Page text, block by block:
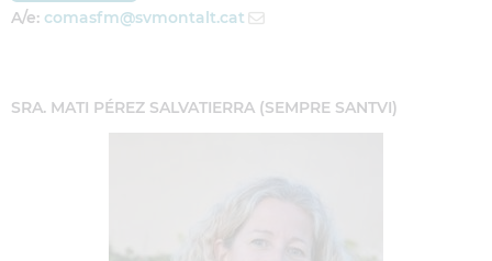
A/e: comasfm@svmontalt.cat
SRA. MATI PÉREZ SALVATIERRA (SEMPRE SANTVI)